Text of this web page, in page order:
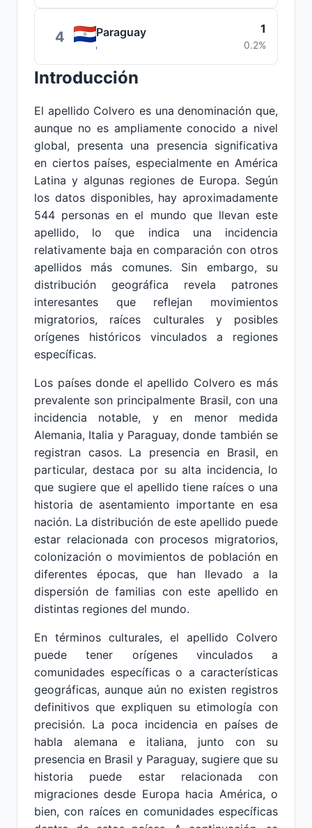
4 Paraguay 1
0.2%
Introducción
El apellido Colvero es una denominación que,
aunque no es ampliamente conocido a nivel
global, presenta una presencia significativa
en ciertos países, especialmente en América
Latina y algunas regiones de Europa. Según
los datos disponibles, hay aproximadamente
544 personas en el mundo que llevan este
apellido, lo que indica una incidencia
relativamente baja en comparación con otros
apellidos más comunes. Sin embargo, su
distribución geográfica revela patrones
interesantes que reflejan movimientos
migratorios, raíces culturales y posibles
orígenes históricos vinculados a regiones
específicas.
Los países donde el apellido Colvero es más
prevalente son principalmente Brasil, con una
incidencia notable, y en menor medida
Alemania, Italia y Paraguay, donde también se
registran casos. La presencia en Brasil, en
particular, destaca por su alta incidencia, lo
que sugiere que el apellido tiene raíces o una
historia de asentamiento importante en esa
nación. La distribución de este apellido puede
estar relacionada con procesos migratorios,
colonización o movimientos de población en
diferentes épocas, que han llevado a la
dispersión de familias con este apellido en
distintas regiones del mundo.
En términos culturales, el apellido Colvero
puede tener orígenes vinculados a
comunidades específicas o a características
geográficas, aunque aún no existen registros
definitivos que expliquen su etimología con
precisión. La poca incidencia en países de
habla alemana e italiana, junto con su
presencia en Brasil y Paraguay, sugiere que su
historia puede estar relacionada con
migraciones desde Europa hacia América, o
bien, con raíces en comunidades específicas